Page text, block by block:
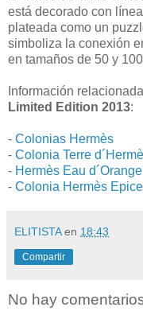
está decorado con
plateada como un
simboliza la conexión
en tamaños de 50 y
Información
Limited Edition 2013:
- Colonias Hermès
- Colonia Terre
- Hermès Eau
- Colonia Hermès
ELITISTAen 18:43
Compartir
No hay